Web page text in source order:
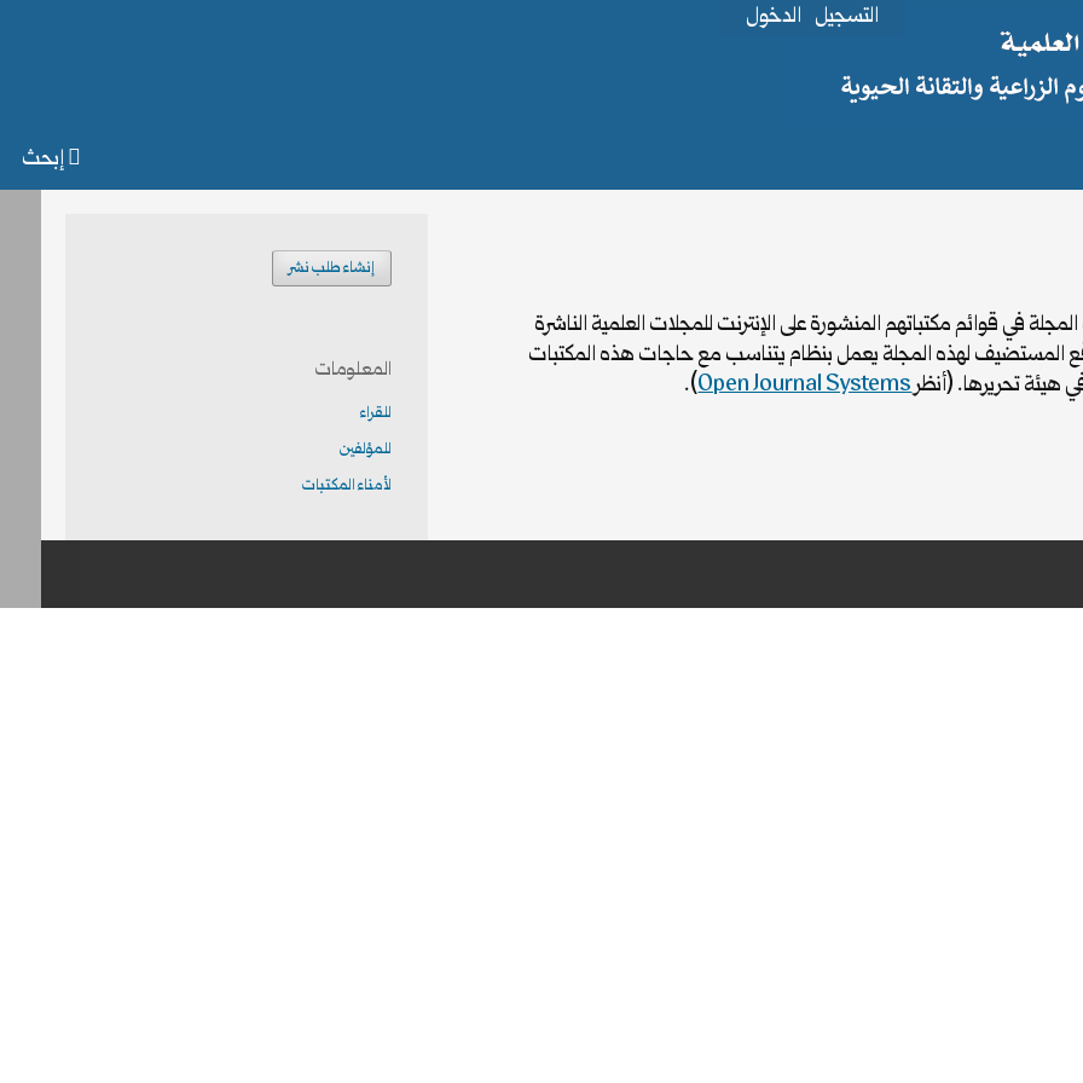
إبحث
التسجيل الدخول
في قوائم مكتباتهم المنشورة على الإنترنت للمجلات العلمية الناشرة
المستضيف لهذه المجلة يعمل بنظام يتناسب مع حاجات هذه المكتبات
هيئة تحريرها. (أنظرOpen Journal Systems
).
إنشاء طلب نشر
المعلومات
للقراء
للمؤلفين
لأمناء المكتبات